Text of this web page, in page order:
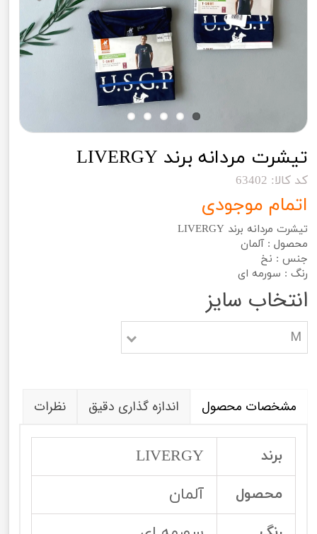
تیشرت مردانه برند LIVERGY
کد کالا: 63402
اتمام موجودی
تیشرت مردانه برند LIVERGY
محصول : آلمان
جنس : نخ
رنگ : سورمه ای
انتخاب سایز
M
مشخصات محصول اندازه گذاری دقیق نظرات
برند LIVERGY
محصول آلمان